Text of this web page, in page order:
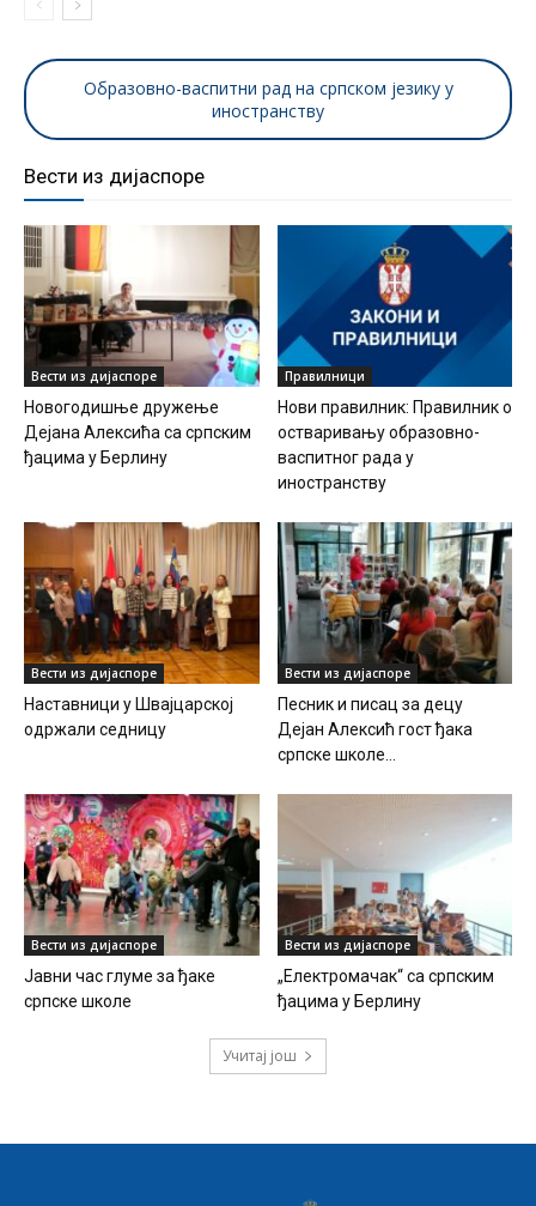
Образовно-васпитни рад на српском језику у
иностранству
Вести из дијаспоре
Вести из дијаспоре
Новогодишње дружење
Дејана Алексића са српским
ђацима у Берлину
Правилници
Нови правилник: Правилник о
остваривању образовно-
васпитног рада у
иностранству
Вести из дијаспоре
Наставници у Швајцарској
одржали седницу
Вести из дијаспоре
Песник и писац за децу
Дејан Алексић гост ђака
српске школе...
Вести из дијаспоре
Јавни час глуме за ђаке
српске школе
Вести из дијаспоре
„Електромачак“ са српским
ђацима у Берлину
Учитај још